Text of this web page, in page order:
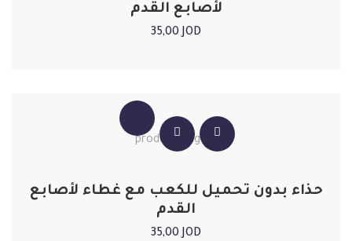
لأصابع القدم
35,00JOD
حذاء بدون تحميل للكعب مع غطاء لأصابع
القدم
35,00JOD